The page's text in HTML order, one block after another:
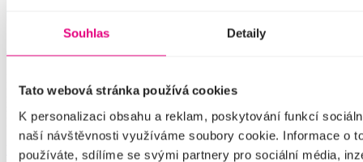
Souhlas Detaily
Tato webová stránka používá cookies
K personalizaci obsahu a reklam, poskytování funkcí
naší návštěvnosti využíváme soubory cookie. Informace o
používáte, sdílíme se svými partnery pro sociální média,
Petronel – popleta a nebeský outsider putuje v doprovodu
lehké je napravovat hříšníky a tím se zároveň sám nedostat do pekla.
Vstupenky od 390 Kč